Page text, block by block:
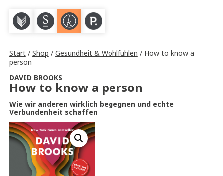
M S K P
Start/ Shop / Gesundheit & Wohlfühlen / How to know a
person
DAVID BROOKS
How to know a person
Wie wir anderen wirklich begegnen und echte
Verbundenheit schaffen